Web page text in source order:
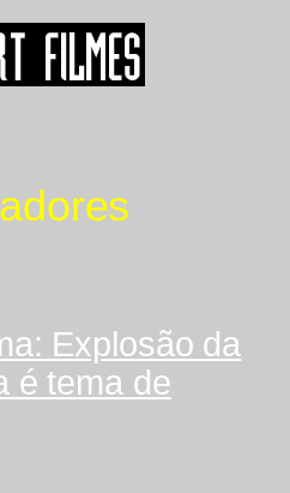
Explosão da
é tema de